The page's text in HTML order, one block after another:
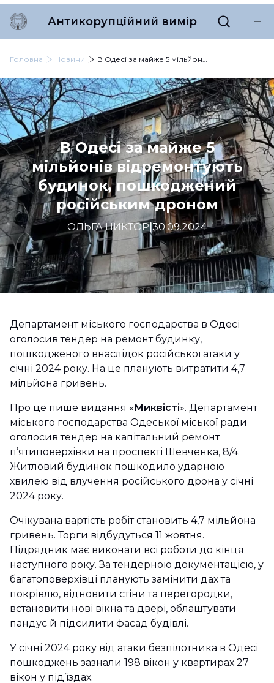
Антикорупційний вимір
Головна Новини В Одесі за майже 5 мільйонів відремонтують будинок, пошкоджений російським дроном
В Одесі за майже 5
мільйонів відремонтують
будинок, пошкоджений
російським дроном
ОЛЬГА ЦИКТОР|30.09.2024
Департамент міського господарства в Одесі
оголосив тендер на ремонт будинку,
пошкодженого внаслідок російської атаки у
січні 2024 року. На це планують витратити 4,7
мільйона гривень.
Про це пише видання «Миквісті». Департамент
міського господарства Одеської міської ради
оголосив тендер на капітальний ремонт
п’ятиповерхівки на проспекті Шевченка, 8/4.
Житловий будинок пошкодило ударною
хвилею від влучення російського дрона у січні
2024 року.
Очікувана вартість робіт становить 4,7 мільйона
гривень. Торги відбудуться 11 жовтня.
Підрядник має виконати всі роботи до кінця
наступного року. За тендерною документацією, у
багатоповерхівці планують замінити дах та
покрівлю, відновити стіни та перегородки,
встановити нові вікна та двері, облаштувати
пандус й підсилити фасад будівлі.
У січні 2024 року від атаки безпілотника в Одесі
пошкоджень зазнали 198 вікон у квартирах 27
вікон у під’їздах.